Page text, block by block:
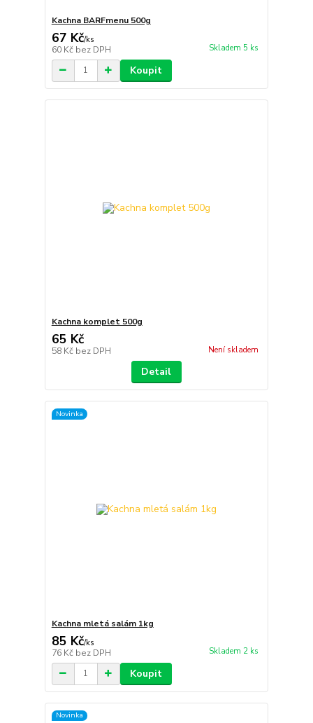
Kachna BARFmenu 500g
67 Kč/ks
60 Kč bez DPH Skladem 5 ks
Koupit
Kachna komplet 500g
65 Kč
58 Kč bez DPH Není skladem
Detail
Novinka
Kachna mletá salám 1kg
85 Kč/ks
76 Kč bez DPH Skladem 2 ks
Koupit
Novinka